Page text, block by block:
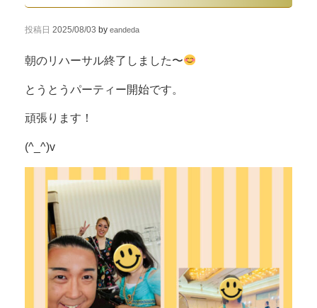
投稿日 2025/08/03 by eandeda
朝のリハーサル終了しました〜
とうとうパーティー開始です。
頑張ります！
(^_^)v